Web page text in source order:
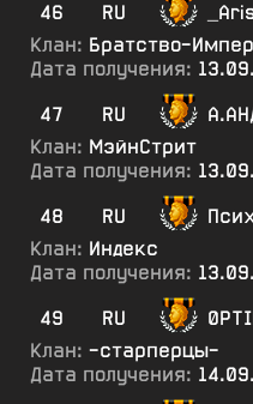
46
RU
Клан: Братство-
Дата получения:
47
RU
Клан: МэйнСтрит
Дата получения:
48
RU
Клан: Индекс
Дата получения:
49
RU
Клан: -старперцы-
Дата получения: